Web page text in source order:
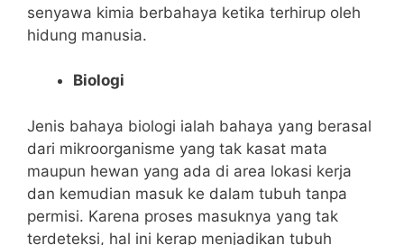
senyawa kimia berbahaya ketika terhirup oleh
hidung manusia.
Biologi
Jenis bahaya biologi ialah bahaya yang berasal
dari mikroorganisme yang tak kasat mata
maupun hewan yang ada di area lokasi kerja
dan kemudian masuk ke dalam tubuh tanpa
permisi. Karena proses masuknya yang tak
terdeteksi, hal ini kerap menjadikan tubuh